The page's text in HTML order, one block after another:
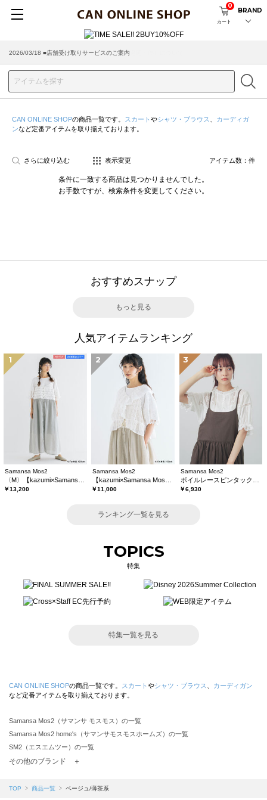
カート
0
BRAND
2026/03/18 ■店舗受け取りサービスのご案内
CAN ONLINE SHOPの商品一覧です。 スカート やシャツ・ブラウス
カーディガ
ンなど定番アイテムを取り揃えております。
さらに絞り込む 表示変更 アイテム数： 件
条件に一致する商品は見つかりませんでした。
お手数ですが、検索条件を変更してください。
おすすめスナップ
もっと見る
人気アイテムランキング
1
Samansa Mos2
￥13,200
2
Samansa Mos2
￥11,000
3
Samansa Mos2
￥6,930
ランキング一覧を見る
TOPICS
特集
特集一覧を見る
CAN ONLINE SHOPの商品一覧です。 スカート やシャツ・ブラウス
カーディガン
など定番アイテムを取り揃えております。
Samansa Mos2（サマンサ モスモス）の一覧
Samansa Mos2 home's（サマンサモスモスホームズ）の一覧
SM2（エスエムツー）の一覧
TSUHARU by Samansa Mos2（ツハルバイサマンサモスモス）の一覧
Samansa Mos2 blue（サマンサモスモス ブルー）の一覧
その他のブランド ＋
TOP 商品一覧 ベージュ/薄茶系